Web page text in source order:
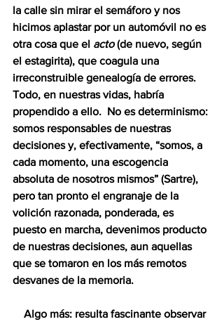
la calle sin mirar el semáforo y nos
hicimos aplastar por un automóvil no es
otra cosa que el acto (de nuevo, según
el estagirita), que coagula una
irreconstruible genealogía de errores.
Todo, en nuestras vidas, habría
propendido a ello.  No es determinismo:
somos responsables de nuestras
decisiones y, efectivamente, “somos, a
cada momento, una escogencia
absoluta de nosotros mismos” (Sartre),
pero tan pronto el engranaje de la
volición razonada, ponderada, es
puesto en marcha, devenimos producto
de nuestras decisiones, aun aquellas
que se tomaron en los más remotos
desvanes de la memoria.